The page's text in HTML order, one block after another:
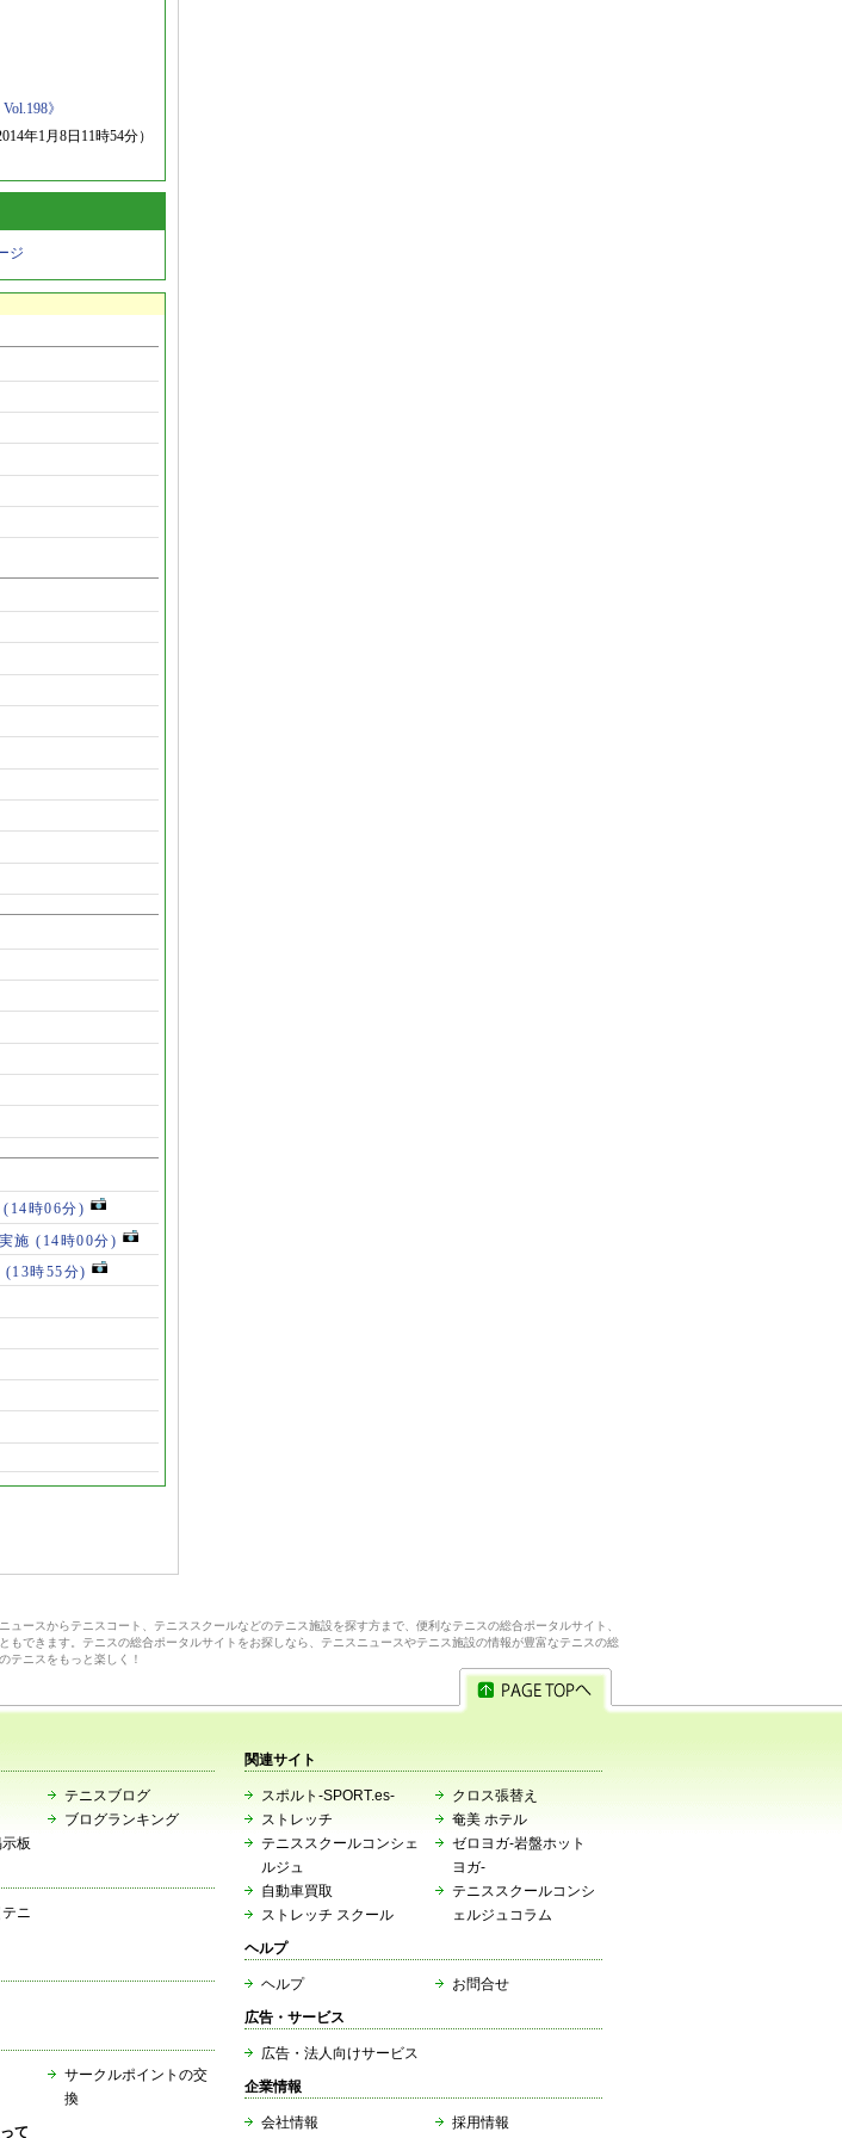
》
年1月8日11時54分）
ジ
(14時06分)
施 (14時00分)
(13時55分)
ースからテニスコート、テニススクールなどのテニス施設を探す方まで、便利なテニスの総合ポータルサイト、
できます。テニスの総合ポータルサイトをお探しなら、テニスニュースやテニス施設の情報が豊富なテニスの総
テニスをもっと楽しく！
板
テニスブログ
ブログランキング
ニ
サークルポイントの交
換
て
関連サイト
スポルト-SPORT.es-
ストレッチ
テニススクールコンシェ
ルジュ
自動車買取
ストレッチ スクール
クロス張替え
奄美 ホテル
ゼロヨガ-岩盤ホット
ヨガ-
テニススクールコンシ
ェルジュコラム
ヘルプ
ヘルプ
お問合せ
広告・サービス
広告・法人向けサービス
企業情報
会社情報 採用情報